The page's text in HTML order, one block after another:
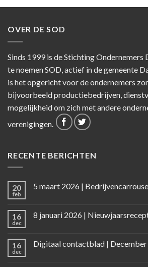
OVER DE SOD
Sinds 1999 is de Stichting Ondernemers
te noemen SOD, actief in de gemeente
is het opgericht voor de ondernemers
bijvoorbeeld productiebedrijven,
mogelijkheid om zich met andere
verenigingen.
RECENTE BERICHTEN
20
feb
5 maart 2026 |
16
dec
8 januari 2026 |
16
dec
Digitaal contactblad |